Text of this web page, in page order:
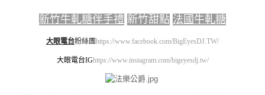
新竹牛軋糖伴手禮 新竹甜點 法國牛軋糖
大眼電台粉絲團https://www.facebook.com/BigEyesDJ.TW/
大眼電台IGhttps://www.instagram.com/bigeyesdj.tw/